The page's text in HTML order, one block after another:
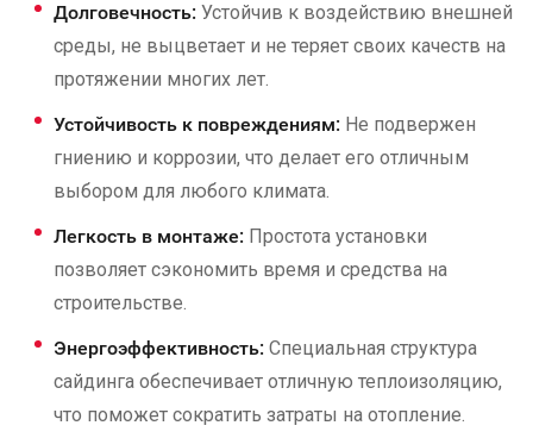
Долговечность: Устойчив к воздействию внешней
среды, не выцветает и не теряет своих качеств на
протяжении многих лет.
Устойчивость к повреждениям: Не подвержен
гниению и коррозии, что делает его отличным
выбором для любого климата.
Легкость в монтаже: Простота установки
позволяет сэкономить время и средства на
строительстве.
Энергоэффективность: Специальная структура
сайдинга обеспечивает отличную теплоизоляцию,
что поможет сократить затраты на отопление.